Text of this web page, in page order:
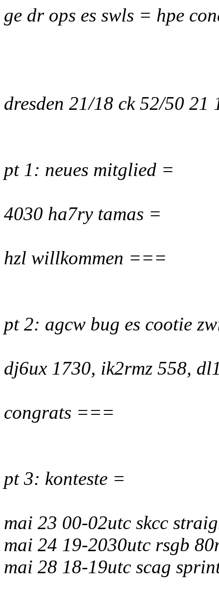
ge dr ops es swls = hpe
dresden 21/18 ck 52/50 21
pt 1: neues mitglied =
4030 ha7ry tamas =
hzl willkommen ===
pt 2: agcw bug es cootie
dj6ux 1730, ik2rmz 558,
congrats ===
pt 3: konteste =
mai 23 00-02utc skcc
mai 24 19-2030utc rsgb
mai 28 18-19utc scag